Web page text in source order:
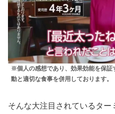
※個人の感想であり、効果効能を保証
動と適切な食事を併用しております。
そんな大注目されているター